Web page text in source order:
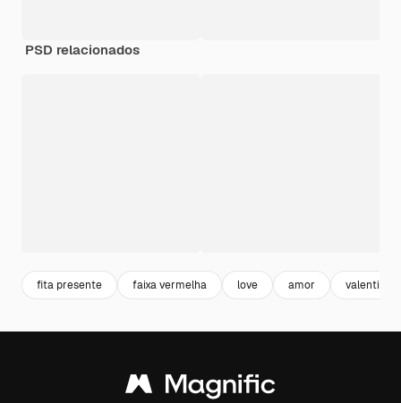
PSD relacionados
fita presente faixa vermelha love amor valentine